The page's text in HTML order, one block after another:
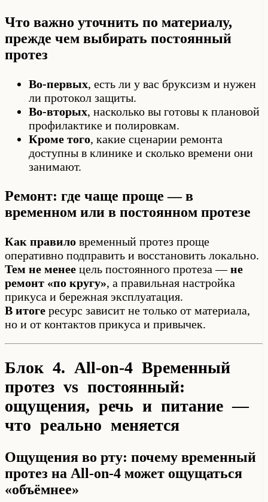
Что важно уточнить по материалу,
прежде чем выбирать постоянный
протез
Во-первых, есть ли у вас бруксизм и нужен
ли протокол защиты.
Во-вторых, насколько вы готовы к плановой
профилактике и полировкам.
Кроме того, какие сценарии ремонта
доступны в клинике и сколько времени они
занимают.
Ремонт: где чаще проще — в
временном или в постоянном протезе
Как правило временный протез проще
оперативно подправить и восстановить локально.
Тем не менее цель постоянного протеза —не
ремонт «по кругу», а правильная настройка
прикуса и бережная эксплуатация.
В итоге ресурс зависит не только от материала,
но и от контактов прикуса и привычек.
Блок 4. All-on-4 Временный
протез vs постоянный:
ощущения, речь и питание —
что реально меняется
Ощущения во рту: почему временный
протез на All-on-4 может ощущаться
«объёмнее»